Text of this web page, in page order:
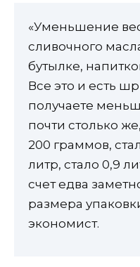
«Уменьшение
сливочного
бутылке,
Все это и есть
получаете
почти столько
200 граммов,
литр, стало 0,9
счет едва
размера
экономист.